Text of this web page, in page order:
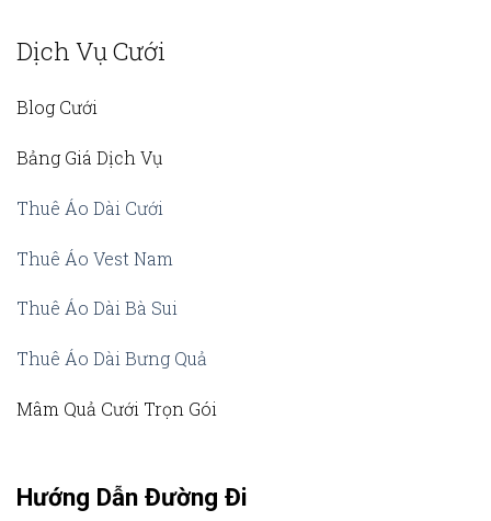
Dịch Vụ Cưới
Blog Cưới
Bảng Giá Dịch Vụ
Thuê Áo Dài Cưới
Thuê Áo Vest Nam
Thuê Áo Dài Bà Sui
Thuê Áo Dài Bưng Quả
Mâm Quả Cưới Trọn Gói
Hướng Dẫn Đường Đi